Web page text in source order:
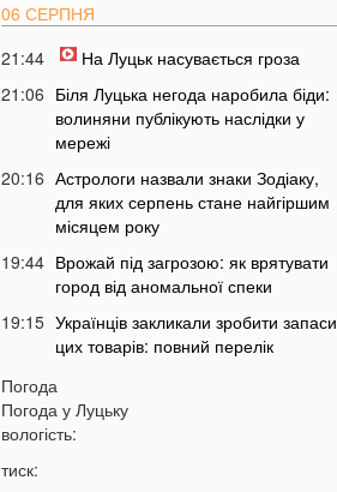
06 СЕРПНЯ
21:44
На Луцьк насувається гроза
21:06 Біля Луцька негода наробила біди:
волиняни публікують наслідки у
мережі
20:16 Астрологи назвали знаки Зодіаку,
для яких серпень стане найгіршим
місяцем року
19:44 Врожай під загрозою: як врятувати
город від аномальної спеки
19:15 Українців закликали зробити запаси
цих товарів: повний перелік
18:43 Українцям можуть заборонити
встановлювати кондиціонери: у
чому причина
18:14
Погода
Погода у Луцьку
вологість:
тиск: